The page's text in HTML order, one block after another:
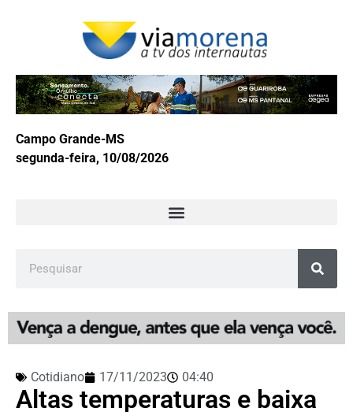
Campo Grande-MS
segunda-feira, 10/08/2026
Cotidiano 17/11/2023 04:40
Altas temperaturas e baixa